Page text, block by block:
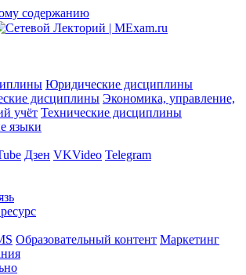
содержанию
Юридические дисциплины
дисциплины Экономика, управление,
учёт Технические дисциплины
языки
Дзен VKVideo Telegram
Образовательный контент Маркетинг